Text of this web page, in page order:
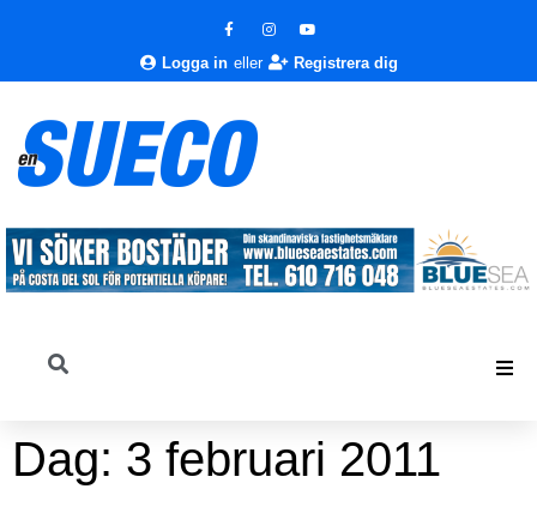
Logga in eller Registrera dig
Dag: 3 februari 2011